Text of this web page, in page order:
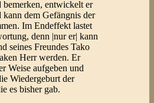
bemerken, entwickelt er
dem Gefängnis der
Im Endeffekt lastet
denn |nur er| kann
seines Freundes Tako
Herr werden. Er
Weise aufgeben und
Wiedergeburt der
es bisher gab.